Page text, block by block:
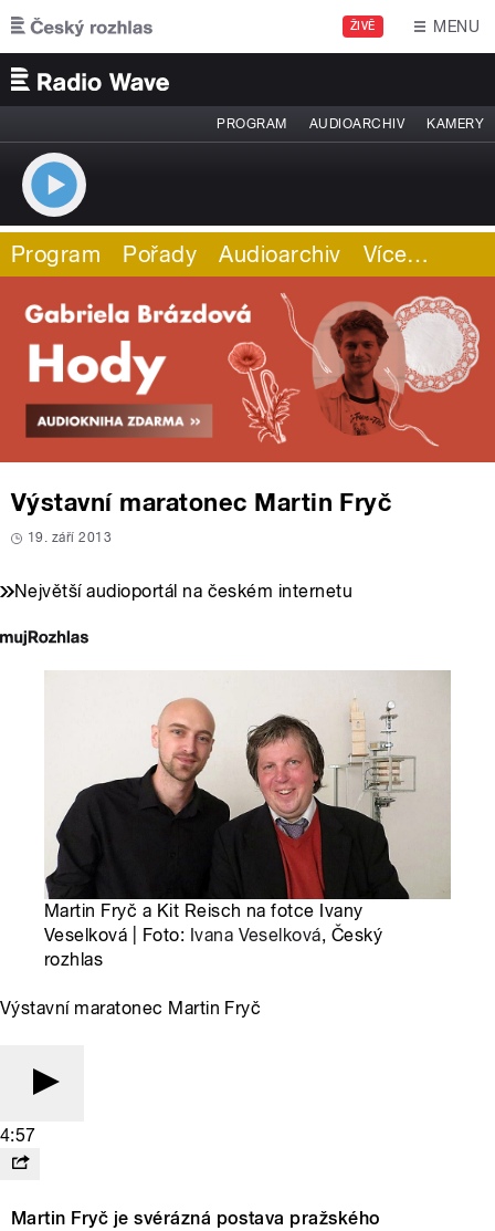
Přejít k hlavnímu obsahu
ŽIVĚ MENU
PROGRAM AUDIOARCHIV KAMERY
Program Pořady Audioarchiv Více…
Výstavní maratonec Martin Fryč
19. září 2013
Největší audioportál na českém internetu
Martin Fryč a Kit Reisch na fotce Ivany
Veselková | Foto: Ivana Veselková, Český
rozhlas
Výstavní maratonec Martin Fryč
4:57
Martin Fryč je svérázná postava pražského